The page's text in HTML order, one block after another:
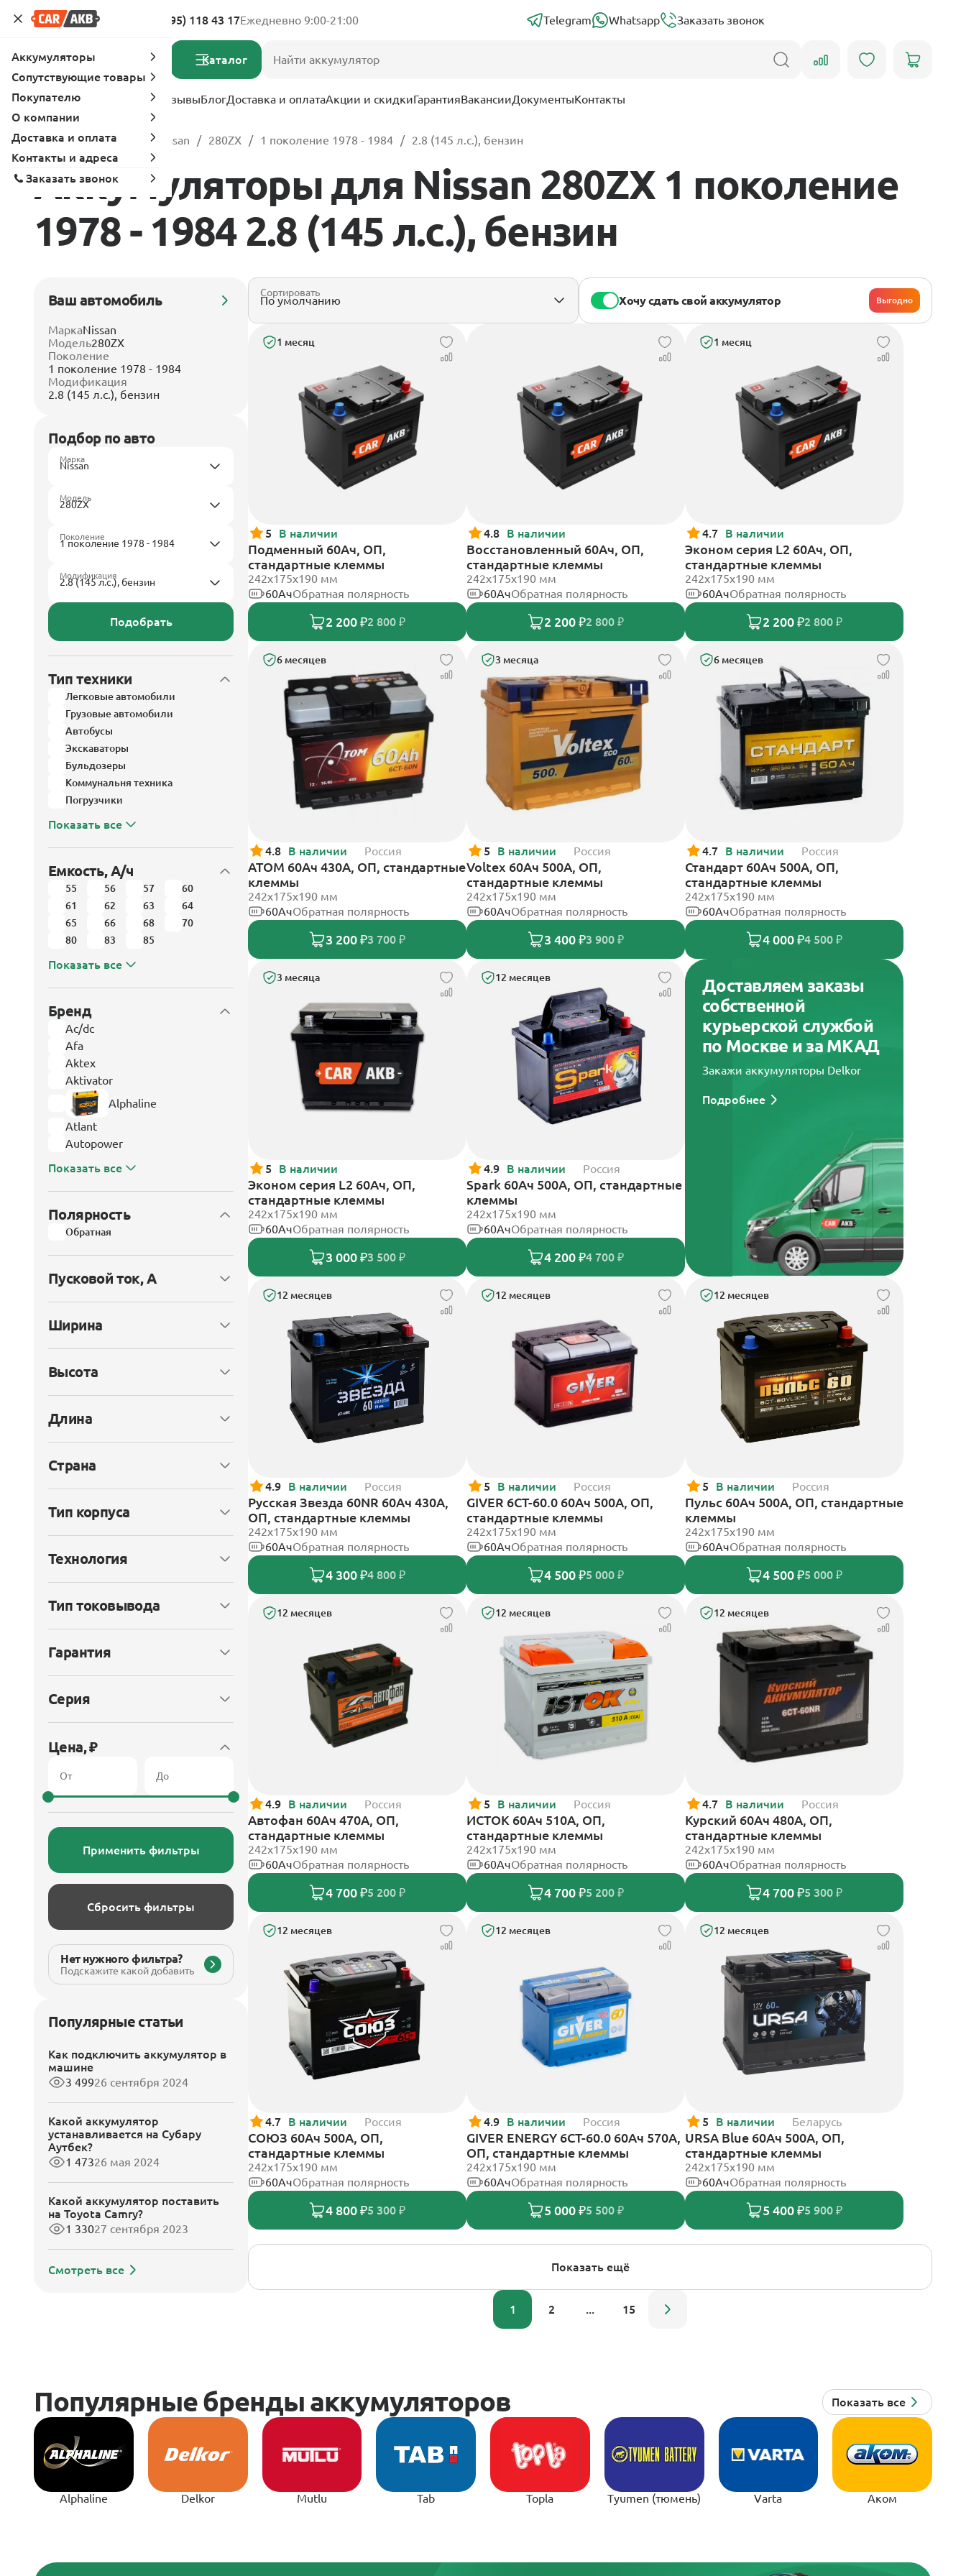
Адреса магазинов 8 (495) 118 43 17Ежедневно 9:00-21:00 Telegram Whatsapp Заказать звонок
Каталог
Услуги Вопрос-ответ ОтзывыБлогДоставка и оплатаАкции и скидкиГарантияВакансииДокументыКонтакты
Главная Каталог Nissan 280ZX 1 поколение 1978 - 1984 2.8 (145 л.с.), бензин
Аккумуляторы для Nissan 280ZX 1 поколение
1978 - 1984 2.8 (145 л.с.), бензин
Ваш автомобиль
МаркаNissan
Модель280ZX
Поколение
1 поколение 1978 - 1984
Модификация
2.8 (145 л.с.), бензин
Подбор по авто
Марка
Модель
Поколение
Модификация
Подобрать
Тип техники
Легковые автомобили
Грузовые автомобили
Автобусы
Экскаваторы
Бульдозеры
Коммунальня техника
Погрузчики
Показать все
Емкость, А/ч
55 56 57
60
61
62 63
64
65
66 68
70
80
83 85
Показать все
Бренд
Ac/dc
Afa
Aktex
Aktivator
Alphaline
Atlant
Autopower
Показать все
Полярность
Обратная
Пусковой ток, А
Ширина
Высота
Длина
Страна
Тип корпуса
Технология
Тип токовывода
Гарантия
Серия
Цена, ₽
Применить фильтры
Сбросить фильтры
Нет нужного фильтра?
Подскажите какой добавить
Популярные статьи
Как подключить аккумулятор в
машине
3 49926 сентября 2024
Какой аккумулятор
устанавливается на Субару
Аутбек?
1 47326 мая 2024
Какой аккумулятор поставить
на Toyota Camry?
1 33027 сентября 2023
Смотреть все
Сортировать
Хочу сдать свой аккумулятор Выгодно
1 месяц
5 В наличии
Подменный 60Ач, ОП,
стандартные клеммы
242х175х190 мм
60АчОбратная полярность
2 200 ₽2 800 ₽
4.8 В наличии
Восстановленный 60Ач, ОП,
стандартные клеммы
242х175х190 мм
60АчОбратная полярность
2 200 ₽2 800 ₽
1 месяц
4.7 В наличии
Эконом серия L2 60Ач, ОП,
стандартные клеммы
242х175х190 мм
60АчОбратная полярность
2 200 ₽2 800 ₽
6 месяцев
4.8 В наличии Россия
АТОМ 60Ач 430А, ОП, стандартные
клеммы
242х175х190 мм
60АчОбратная полярность
3 200 ₽3 700 ₽
3 месяца
5 В наличии Россия
Voltex 60Ач 500А, ОП,
стандартные клеммы
242х175х190 мм
60АчОбратная полярность
3 400 ₽3 900 ₽
6 месяцев
4.7 В наличии Россия
Стандарт 60Ач 500А, ОП,
стандартные клеммы
242x175x190 мм
60АчОбратная полярность
4 000 ₽4 500 ₽
3 месяца
5 В наличии
Эконом серия L2 60Ач, ОП,
стандартные клеммы
242х175х190 мм
60АчОбратная полярность
3 000 ₽3 500 ₽
12 месяцев
4.9 В наличии Россия
Spark 60Ач 500А, ОП, стандартные
клеммы
242х175х190 мм
60АчОбратная полярность
4 200 ₽4 700 ₽
Доставляем заказы
собственной
курьерской службой
по Москве и за МКАД
Закажи аккумуляторы Delkor
Подробнее
12 месяцев
4.9 В наличии Россия
Русская Звезда 60NR 60Ач 430А,
ОП, стандартные клеммы
242x175x190 мм
60АчОбратная полярность
4 300 ₽4 800 ₽
12 месяцев
5 В наличии Россия
GIVER 6СТ-60.0 60Ач 500А, ОП,
стандартные клеммы
242х175х190 мм
60АчОбратная полярность
4 500 ₽5 000 ₽
12 месяцев
5 В наличии Россия
Пульс 60Ач 500А, ОП, стандартные
клеммы
242x175x190 мм
60АчОбратная полярность
4 500 ₽5 000 ₽
12 месяцев
4.9 В наличии Россия
Автофан 60Ач 470А, ОП,
стандартные клеммы
242х175х190 мм
60АчОбратная полярность
4 700 ₽5 200 ₽
12 месяцев
5 В наличии Россия
ИСТОК 60Ач 510А, ОП,
стандартные клеммы
242x175x190 мм
60АчОбратная полярность
4 700 ₽5 200 ₽
12 месяцев
4.7 В наличии Россия
Курский 60Ач 480А, ОП,
стандартные клеммы
242x175x190 мм
60АчОбратная полярность
4 700 ₽5 300 ₽
12 месяцев
4.7 В наличии Россия
СОЮЗ 60Ач 500А, ОП,
стандартные клеммы
242x175x190 мм
60АчОбратная полярность
4 800 ₽5 300 ₽
12 месяцев
4.9 В наличии Россия
GIVER ENERGY 6СТ-60.0 60Ач 570А,
ОП, стандартные клеммы
242х175х190 мм
60АчОбратная полярность
5 000 ₽5 500 ₽
12 месяцев
5 В наличии Беларусь
URSA Blue 60Ач 500А, ОП,
стандартные клеммы
242х175х190 мм
60АчОбратная полярность
5 400 ₽5 900 ₽
Показать ещё
1 2 ... 15
Alphaline Delkor Mutlu Tab Topla Tyumen (тюмень) Varta Аком
Аккумуляторы
Сопутствующие товары
Покупателю
О компании
Доставка и оплата
Контакты и адреса
Заказать звонок